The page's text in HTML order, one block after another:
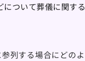
ついて葬儀に関する
する場合にどの